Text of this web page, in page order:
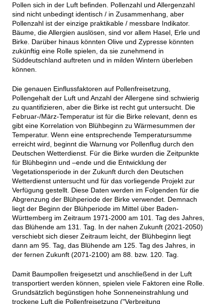
Pollen sich in der Luft befinden. Pollenzahl und Allergenzahl
sind nicht unbedingt identisch / in Zusammenhang, aber
Pollenzahl ist der einzige praktikable / messbare Indikator.
Bäume, die Allergien auslösen, sind vor allem Hasel, Erle und
Birke. Darüber hinaus könnten Olive und Zypresse könnten
zukünftig eine Rolle spielen, da sie zunehmend in
Süddeutschland auftreten und in milden Wintern überleben
können.
Die genauen Einflussfaktoren auf Pollenfreisetzung,
Pollengehalt der Luft und Anzahl der Allergene sind schwierig
zu quantifizieren, aber die Birke ist recht gut untersucht. Die
Februar-/März-Temperatur ist für die Birke relevant, denn es
gibt eine Korrelation von Blühbeginn zu Wärmesummen der
Temperatur. Wenn eine entsprechende Temperatursumme
erreicht wird, beginnt die Warnung vor Pollenflug durch den
Deutschen Wetterdienst. Für die Birke wurden die Zeitpunkte
für Blühbeginn und –ende und die Entwicklung der
Vegetationsperiode in der Zukunft durch den Deutschen
Wetterdienst untersucht und für das vorliegende Projekt zur
Verfügung gestellt. Diese Daten werden im Folgenden für die
Abgrenzung der Blühperiode der Birke verwendet. Demnach
liegt der Beginn der Blühperiode im Mittel über Baden-
Württemberg im Zeitraum 1971-2000 am 101. Tag des Jahres,
das Blühende am 131. Tag. In der nahen Zukunft (2021-2050)
verschiebt sich dieser Zeitraum leicht, der Blühbeginn liegt
dann am 95. Tag, das Blühende am 125. Tag des Jahres, in
der fernen Zukunft (2071-2100) am 88. bzw. 120. Tag.
Damit Baumpollen freigesetzt und anschließend in der Luft
transportiert werden können, spielen viele Faktoren eine Rolle.
Grundsätzlich begünstigen hohe Sonneneinstrahlung und
trockene Luft die Pollenfreisetzung ("Verbreitung